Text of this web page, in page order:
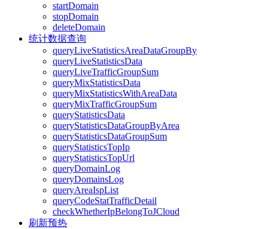
startDomain
stopDomain
deleteDomain
统计数据查询
queryLiveStatisticsAreaDataGroupBy
queryLiveStatisticsData
queryLiveTrafficGroupSum
queryMixStatisticsData
queryMixStatisticsWithAreaData
queryMixTrafficGroupSum
queryStatisticsData
queryStatisticsDataGroupByArea
queryStatisticsDataGroupSum
queryStatisticsTopIp
queryStatisticsTopUrl
queryDomainLog
queryDomainsLog
queryAreaIspList
queryCodeStatTrafficDetail
checkWhetherIpBelongToJCloud
刷新预热